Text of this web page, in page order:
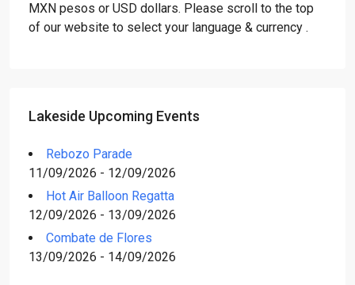
MXN pesos or USD dollars. Please scroll to the top
of our website to select your language & currency .
Lakeside Upcoming Events
Rebozo Parade
11/09/2026 - 12/09/2026
Hot Air Balloon Regatta
12/09/2026 - 13/09/2026
Combate de Flores
13/09/2026 - 14/09/2026